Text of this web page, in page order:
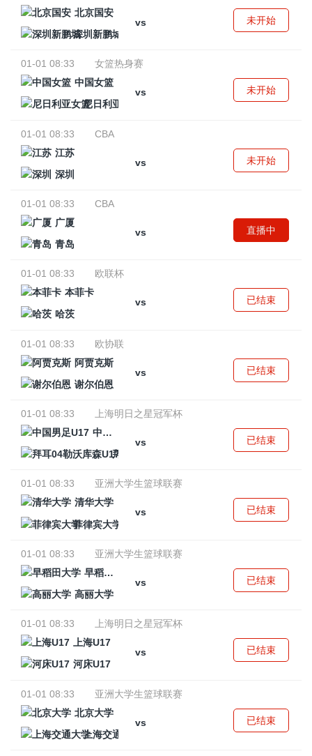
北京国安
vs
深圳新鹏城
未开始
01-01 08:33
女篮热身赛
中国女篮
vs
尼日利亚女篮
未开始
01-01 08:33
CBA
江苏
vs
深圳
未开始
01-01 08:33
CBA
广厦
vs
青岛
直播中
01-01 08:33
欧联杯
本菲卡
vs
哈茨
已结束
01-01 08:33
欧协联
阿贾克斯
vs
谢尔伯恩
已结束
01-01 08:33
上海明日之星冠军杯
中国男足U17
vs
拜耳04勒沃库森U17
已结束
01-01 08:33
亚洲大学生篮球联赛
清华大学
vs
菲律宾大学
已结束
01-01 08:33
亚洲大学生篮球联赛
早稻田大学
vs
高丽大学
已结束
01-01 08:33
上海明日之星冠军杯
上海U17
vs
河床U17
已结束
01-01 08:33
亚洲大学生篮球联赛
北京大学
vs
上海交通大学
已结束